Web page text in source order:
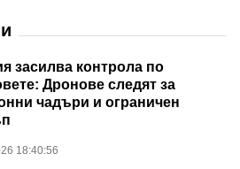
засилва контрола по
Дронове следят за
чадъри и ограничен
18:40:56